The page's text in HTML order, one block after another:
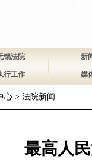
锡法院 新
行工作 媒
心 > 法院新闻
最高人